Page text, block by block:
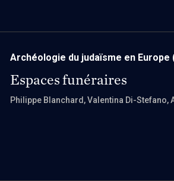
Archéologie du judaïsme en Europe
Espaces funéraires
Philippe Blanchard , Valentina Di-Stefano,